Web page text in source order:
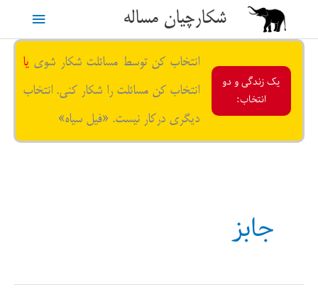
محتوا
شکارچیان مساله
فهرست
یک زندگی و دو
انتخاب:
انتخاب کن توسط مسائلت شکار شوی یا
انتخاب کن مسائلت را شکار کنی. انتخاب
دیگری درکار نیست. «فیل سیاه»
جابز